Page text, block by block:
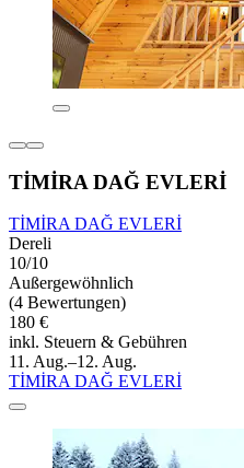
TİMİRA DAĞ EVLERİ
TİMİRA DAĞ EVLERİ
Dereli
10/10
Außergewöhnlich
(4 Bewertungen)
180 €
inkl. Steuern & Gebühren
11. Aug.–12. Aug.
TİMİRA DAĞ EVLERİ